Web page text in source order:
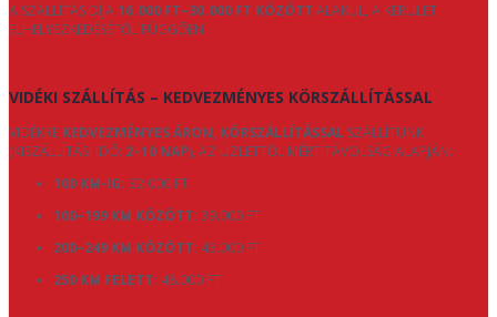
A SZÁLLÍTÁS DÍJA16.000 FT–30.000 FT KÖZÖTT ALAKUL, A KERÜLET
ELHELYEZKEDÉSÉTŐL FÜGGŐEN.
VIDÉKI SZÁLLÍTÁS – KEDVEZMÉNYES KÖRSZÁLLÍTÁSSAL
VIDÉKRE KEDVEZMÉNYES ÁRON, KÖRSZÁLLÍTÁSSAL SZÁLLÍTUNK
(KISZÁLLÍTÁSI IDŐ: 2–10 NAP), AZ ÜZLETTŐL MÉRT TÁVOLSÁG ALAPJÁN:
100 KM-IG: 32.000 FT
100–199 KM KÖZÖTT: 39.000 FT
200–249 KM KÖZÖTT: 43.000 FT
250 KM FELETT: 48.000 FT